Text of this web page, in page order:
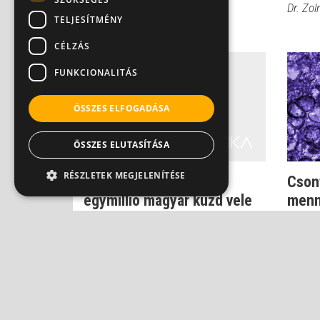
Dr.
Csontritkulás - közel
egymillió magyar küzd vele
TELJESÍTMÉNY
CÉLZÁS
FUNKCIONALITÁS
ÖSSZES ELFOGADÁSA
ÖSSZES ELUTASÍTÁSA
RÉSZLETEK MEGJELENÍTÉSE